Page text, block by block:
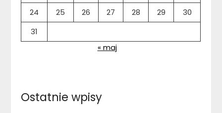
24
25 26 27 28 29
30
31
« maj
Ostatnie wpisy